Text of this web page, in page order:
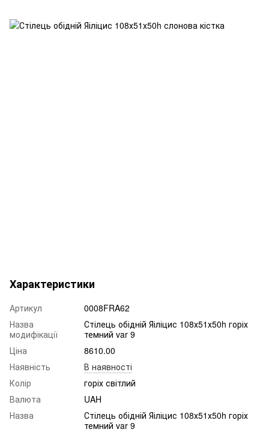
Характеристики
Артикул
0008FRA62
Назва
модифікації
Стілець обідній Яіліцис 108х51х50h горіх
темний var 9
Ціна
8610.00
Наявність
В наявності
Колір
горіх світлий
Валюта
UAH
Назва
Стілець обідній Яіліцис 108х51х50h горіх
темний var 9